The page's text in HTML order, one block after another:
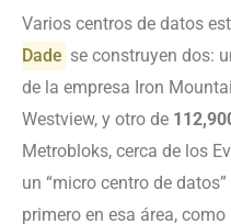
Varios centros de datos
Dade se construyen dos:
de la empresa Iron
Westview, y otro de
Metrobloks, cerca de los
un “micro centro de
primero en esa área,